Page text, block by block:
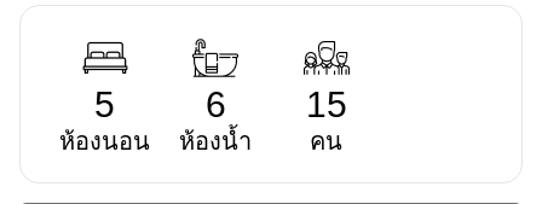
5
ห้องนอน
6
ห้องน้ำ
15
คน